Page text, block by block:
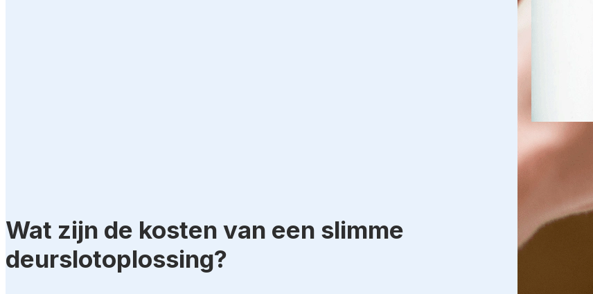
Wat zijn de kosten van een slimme
deurslotoplossing?